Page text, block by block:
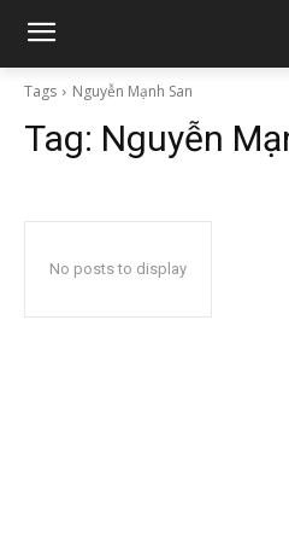
Tags Nguyễn Mạnh San
Tag: Nguyễn
No posts to display